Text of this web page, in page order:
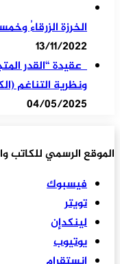
الخرزة الزرقاءُ
13/11/2022
عقيدة “القدر
ونظرية التناغم
04/05/2025
الموقع الرسمي للكاتب
فيسبوك
تويتر
لينكدإن
يوتيوب